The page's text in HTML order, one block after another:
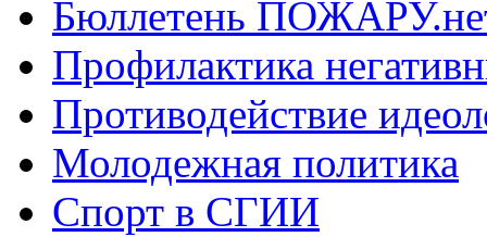
Бюллетень
Профилактика
Противодействие
Молодежная политика
Спорт в СГИИ